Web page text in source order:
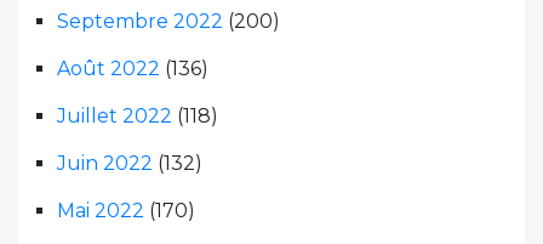
Septembre 2022 (200)
Août 2022 (136)
Juillet 2022 (118)
Juin 2022 (132)
Mai 2022 (170)